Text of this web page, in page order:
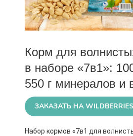
Корм для
в наборе «7в1»:
550 г минералов и
ЗАКАЗАТЬ НА
Набор кормов «7в1 для